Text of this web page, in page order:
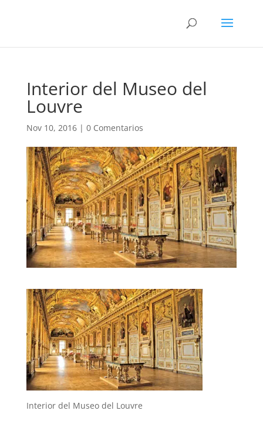
Interior del Museo del
Louvre
Nov 10, 2016| 0 Comentarios
Interior del Museo del Louvre